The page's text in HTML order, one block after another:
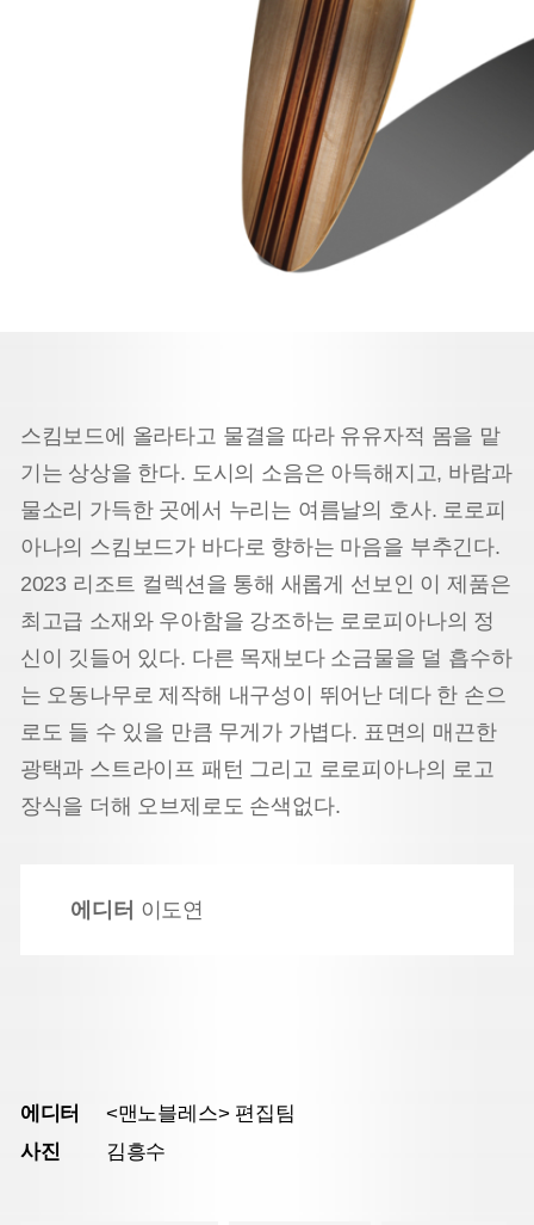
스킴보드에 올라타고 물결을 따라 유유자적 몸을 맡
기는 상상을 한다. 도시의 소음은 아득해지고, 바람과
물소리 가득한 곳에서 누리는 여름날의 호사. 로로피
아나의 스킴보드가 바다로 향하는 마음을 부추긴다.
2023 리조트 컬렉션을 통해 새롭게 선보인 이 제품은
최고급 소재와 우아함을 강조하는 로로피아나의 정
신이 깃들어 있다. 다른 목재보다 소금물을 덜 흡수하
는 오동나무로 제작해 내구성이 뛰어난 데다 한 손으
로도 들 수 있을 만큼 무게가 가볍다. 표면의 매끈한
광택과 스트라이프 패턴 그리고 로로피아나의 로고
장식을 더해 오브제로도 손색없다.
에디터 이도연
에디터
<맨노블레스> 편집팀
사진
김흥수